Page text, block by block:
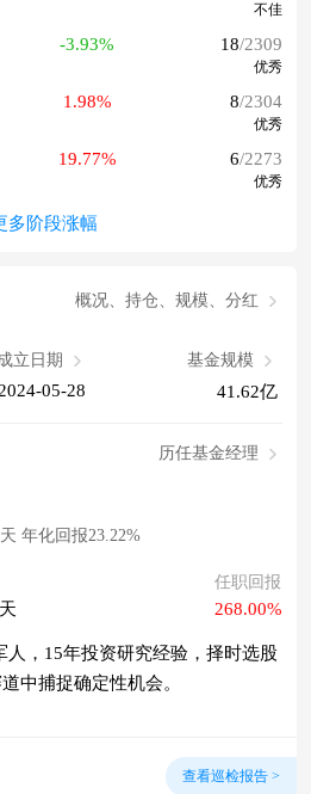
不佳
-3.93% 18/2309
优秀
1.98% 8/2304
优秀
19.77% 6/2273
优秀
多阶段涨幅
概况、持仓、规模、分红
立日期
05-28
基金规模
41.62亿
历任基金经理
年化回报23.22%
任职回报
268.00%
人，15年投资研究经验，择时选股
中捕捉确定性机会。
查看巡检报告 >